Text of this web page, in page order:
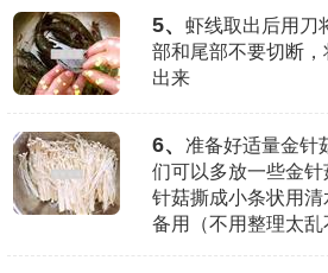
5、
虾线取出后用刀
部和尾部不要切断
出来
6、
准备好适量金针
们可以多放一些金
针菇撕成小条状用
备用（不用整理太乱